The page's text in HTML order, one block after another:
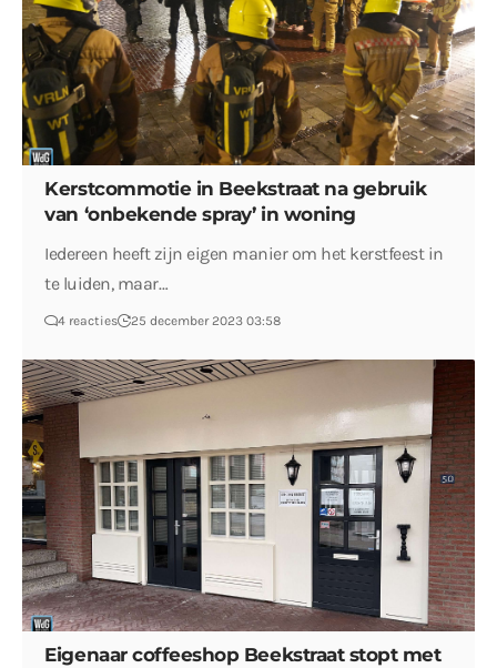
Kerstcommotie in Beekstraat na gebruik
van ‘onbekende spray’ in woning
Iedereen heeft zijn eigen manier om het kerstfeest in
te luiden, maar…
4 reacties 25 december 2023 03:58
Eigenaar coffeeshop Beekstraat stopt met